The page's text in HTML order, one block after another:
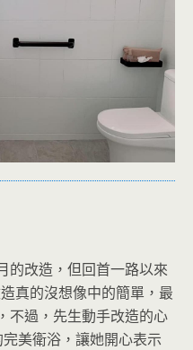
的改造，但回首一路以來
真的沒想像中的簡單，最
不過，先生動手改造的心
美衛浴，讓她開心表示